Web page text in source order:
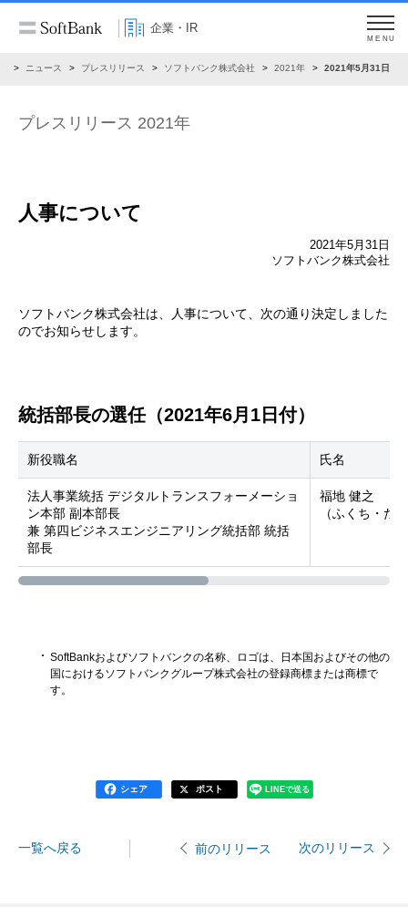
企業・IR
MENU
ニュース プレスリリース ソフトバンク株式会社 2021年 2021年5月31日
プレスリリース 2021年
人事について
2021年5月31日
ソフトバンク株式会社
ソフトバンク株式会社は、人事について、次の通り決定しました
のでお知らせします。
統括部長の選任（2021年6月1日付）
新役職名 氏名
法人事業統括 デジタルトランスフォーメーショ
ン本部 副本部長
兼 第四ビジネスエンジニアリング統括部 統括
部長
福地 健之
（ふくち・た
SoftBankおよびソフトバンクの名称、ロゴは、日本国およびその他の
国におけるソフトバンクグループ株式会社の登録商標または商標で
す。
シェア ポスト LINEで送る
一覧へ戻る 前のリリース 次のリリース